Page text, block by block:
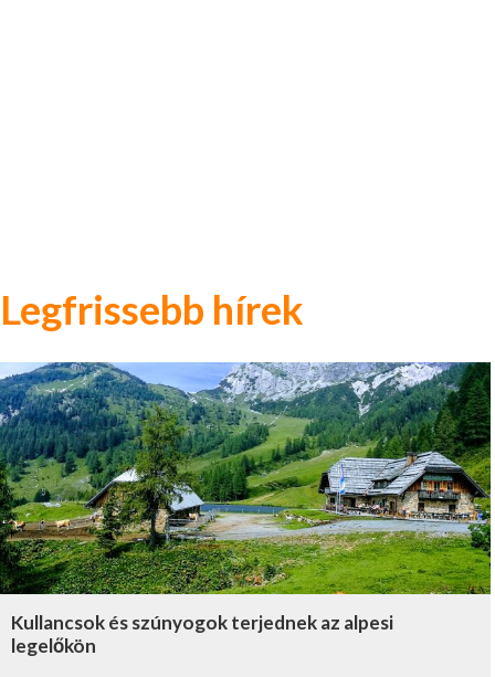
Legfrissebb hírek
Kullancsok és szúnyogok terjednek az alpesi
legelőkön